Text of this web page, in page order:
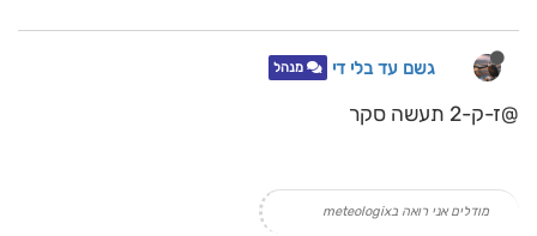
גשם עד בלי די מנהל
@ז-ק-2 תעשה סקר
מודלים אני רואה בmeteologix